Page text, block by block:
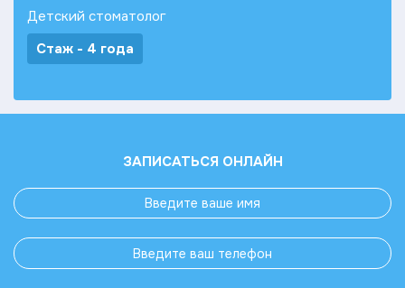
Детский стоматолог
Стаж - 4 года
ЗАПИСАТЬСЯ ОНЛАЙН